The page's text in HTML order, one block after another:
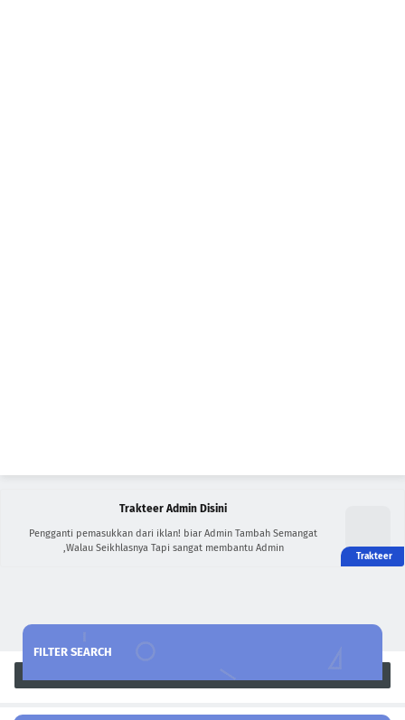
Trakteer Admin Disini
Pengganti pemasukkan dari iklan! biar Admin Tambah Semangat
,Walau Seikhlasnya Tapi sangat membantu Admin
FILTER SEARCH